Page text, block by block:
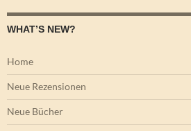
WHAT’S NEW?
Home
Neue Rezensionen
Neue Bücher